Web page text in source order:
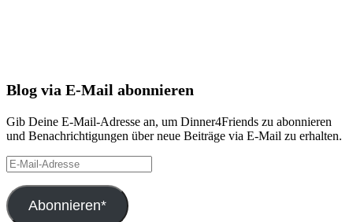
Blog via E-Mail abonnieren
Gib Deine E-Mail-Adresse an, um Dinner4Friends zu abonnieren
und Benachrichtigungen über neue Beiträge via E-Mail zu erhalten.
E-
Mail-
Adresse
Abonnieren*